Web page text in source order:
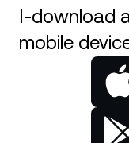
I-download
mobile